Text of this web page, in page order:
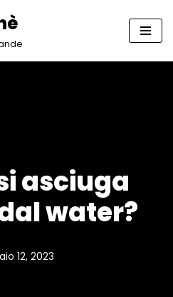
asciuga
water?
12, 2023